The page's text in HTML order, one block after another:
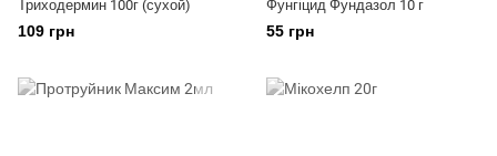
Триходермин 100г (сухой)
109 грн
Фунгіцид Фундазол 10 г
55 грн